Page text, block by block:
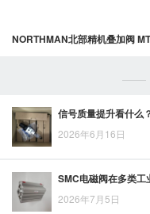
2026年6月16日
2026年7月5日